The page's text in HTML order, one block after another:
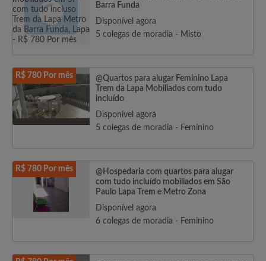
Barra Funda
Disponível agora
5 colegas de moradia - Misto
R$ 780 Por mês
@Quartos para alugar Feminino Lapa
Trem da Lapa Mobiliados com tudo
incluído
Disponível agora
5 colegas de moradia - Feminino
R$ 780 Por mês
@Hospedaria com quartos para alugar
com tudo incluído mobiliados em São
Paulo Lapa Trem e Metro Zona
Disponível agora
6 colegas de moradia - Feminino